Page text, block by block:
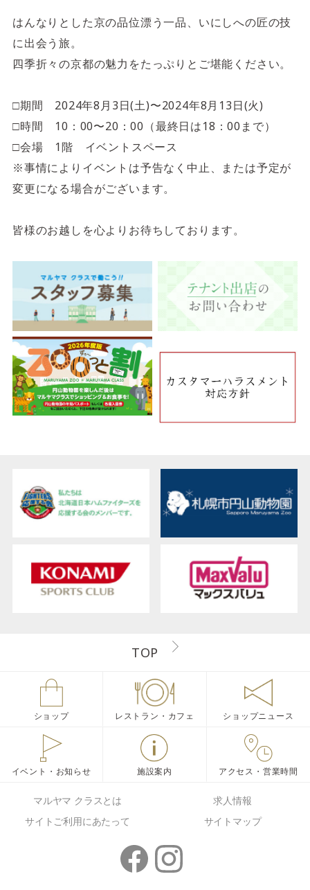
営業時間 10:00 ~ 23:00
施設案内を見る
はんなりとした京の品位漂う一品、いにしへの匠の技
に出会う旅。
四季折々の京都の魅力をたっぷりとご堪能ください。
□期間 2024年8月3日(土)〜2024年8月13日(火)
□時間 10：00〜20：00（最終日は18：00まで）
□会場 1階 イベントスペース
※事情によりイベントは予告なく中止、または予定が
変更になる場合がございます。
皆様のお越しを心よりお待ちしております。
TOP
ショップ レストラン・カフェ ショップニュース
イベント・お知らせ 施設案内 アクセス・営業時間
マルヤマ クラスとは
求人情報
サイトご利用にあたって
サイトマップ